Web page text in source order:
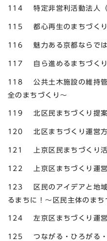
114 特定非営利活動法人（
115 都心再生のまちづくり
116 魅力ある京都ならでは
117 自ら進めるまちづくり
118 公共土木施設の維持管
全のまちづくり～
119 北区民まちづくり提
120 北区まちづくり運営
121 上京区民まちづくり
122 上京区まちづくり運
123 区民のアイデアと地域
るまちに！～区民主体のま
124 左京区まちづくり運
125 つながる・ひろがる・